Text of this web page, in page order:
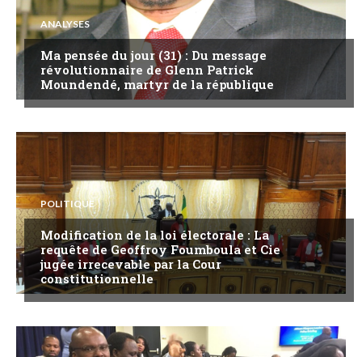
ANALYSES
Ma pensée du jour (31) : Du message
révolutionnaire de Glenn Patrick
Moundendé, martyr de la république
POLITIQUE
Modification de la loi électorale : La
requête de Geoffroy Foumboula et Cie
jugée irrecevable par la Cour
constitutionnelle